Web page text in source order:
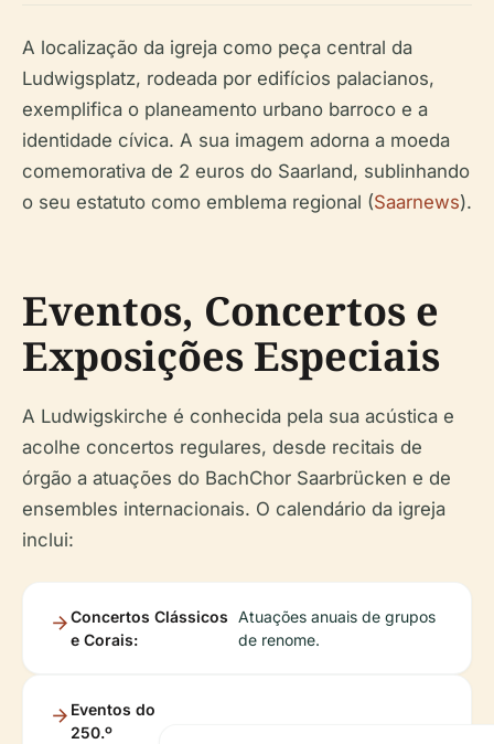
A localização da igreja como peça central da
Ludwigsplatz, rodeada por edifícios palacianos,
exemplifica o planeamento urbano barroco e a
identidade cívica. A sua imagem adorna a moeda
comemorativa de 2 euros do Saarland, sublinhando
o seu estatuto como emblema regional (Saarnews).
Eventos, Concertos e
Exposições Especiais
A Ludwigskirche é conhecida pela sua acústica e
acolhe concertos regulares, desde recitais de
órgão a atuações do BachChor Saarbrücken e de
ensembles internacionais. O calendário da igreja
inclui:
Concertos Clássicos
e Corais:
Atuações anuais de grupos
de renome.
Eventos do
250.º